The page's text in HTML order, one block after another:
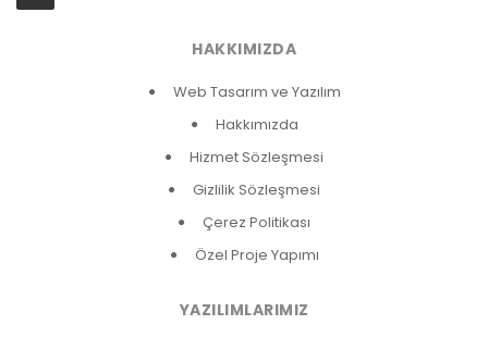
HAKKIMIZDA
Web Tasarım ve Yazılım
Hakkımızda
Hizmet Sözleşmesi
Gizlilik Sözleşmesi
Çerez Politikası
Özel Proje Yapımı
YAZILIMLARIMIZ